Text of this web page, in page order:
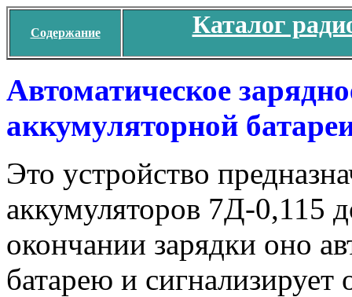
Содержание Каталог
Автоматическое
аккумуляторной
Это устройство
аккумуляторов 7Д-0,115
окончании зарядки оно
батарею и